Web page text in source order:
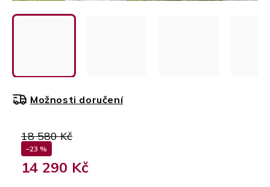
18 580 Kč
–23 %
14 290 Kč
Možnosti doručení